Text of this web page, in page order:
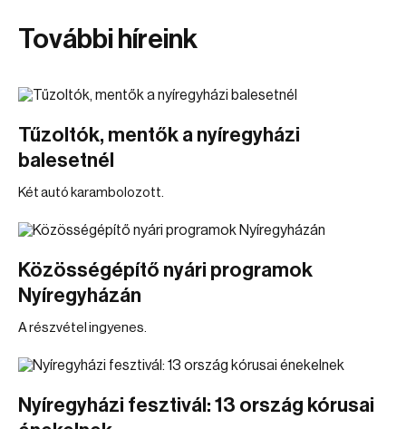
További híreink
Tűzoltók, mentők a nyíregyházi
balesetnél
Két autó karambolozott.
Közösségépítő nyári programok
Nyíregyházán
A részvétel ingyenes.
Nyíregyházi fesztivál: 13 ország kórusai